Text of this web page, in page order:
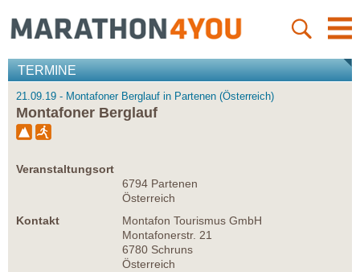
TERMINE
21.09.19 - Montafoner Berglauf in Partenen (Österreich)
Montafoner Berglauf
Veranstaltungsort
6794 Partenen
Österreich
Kontakt
Montafon Tourismus GmbH
Montafonerstr. 21
6780 Schruns
Österreich